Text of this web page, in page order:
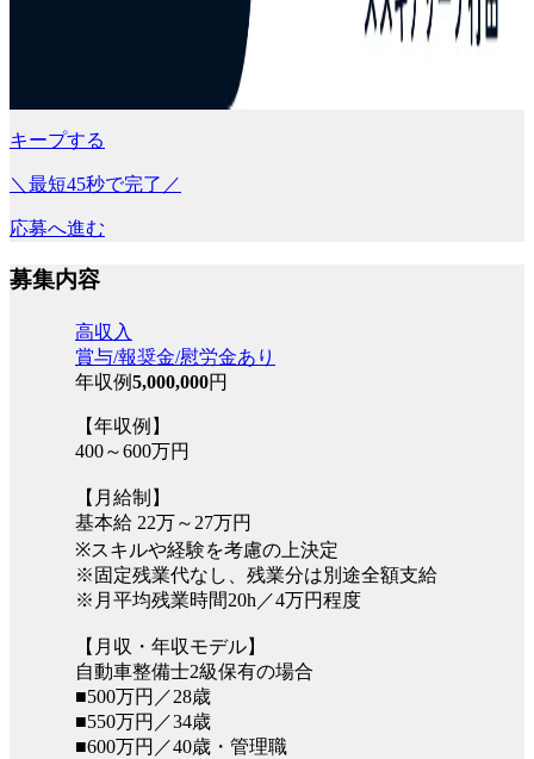
キープする
＼最短45秒で完了／
応募へ進む
募集内容
高収入
賞与/報奨金/慰労金あり
年収例5,000,000円
【年収例】
400～600万円
【月給制】
基本給 22万～27万円
※スキルや経験を考慮の上決定
※固定残業代なし、残業分は別途全額支給
※月平均残業時間20h／4万円程度
【月収・年収モデル】
自動車整備士2級保有の場合
■500万円／28歳
■550万円／34歳
■600万円／40歳・管理職